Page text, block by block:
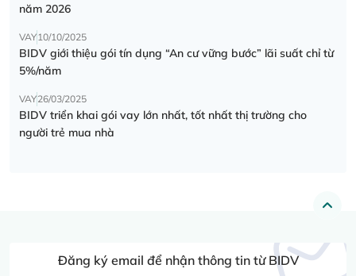
năm 2026
VAY10/10/2025
BIDV giới thiệu gói tín dụng “An cư vững bước” lãi suất chỉ từ
5%/năm
VAY26/03/2025
BIDV triển khai gói vay lớn nhất, tốt nhất thị trường cho
người trẻ mua nhà
Đăng ký email để nhận thông tin từ BIDV